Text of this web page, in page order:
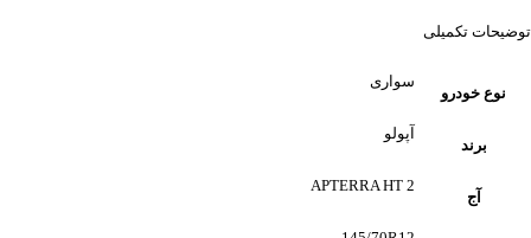
توضیحات تکمیلی
نوع خودرو
سواری
برند
آپولو
آج
APTERRA HT 2